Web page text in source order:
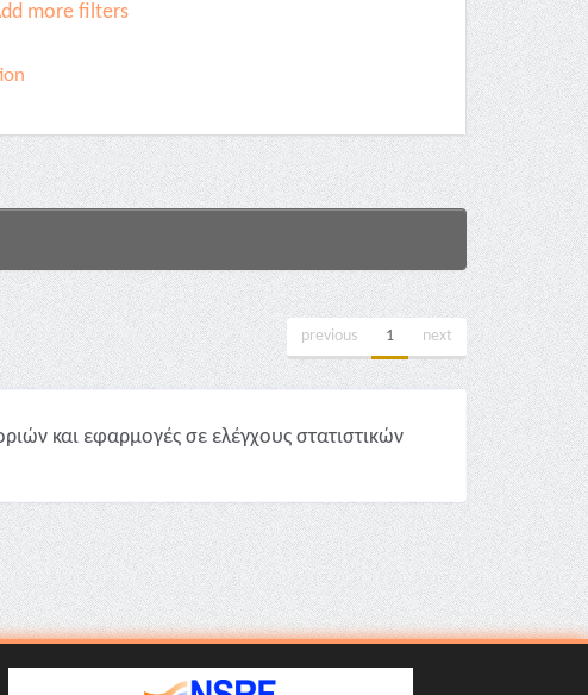
more filters
previous 1 next
και εφαρμογές σε ελέγχους στατιστικών